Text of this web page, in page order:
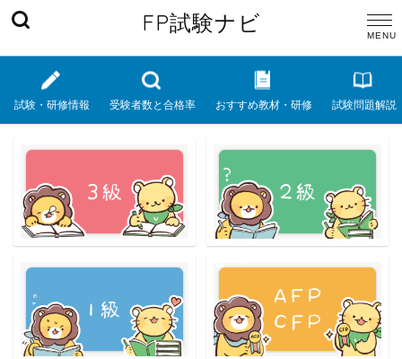
FP試験ナビ
試験・研修情報 受験者数と合格率 おすすめ教材・研修 試験問題解説